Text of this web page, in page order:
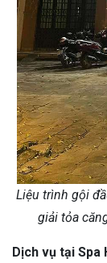
Liệu trình gội
giải tỏa
Dịch vụ tại Spa